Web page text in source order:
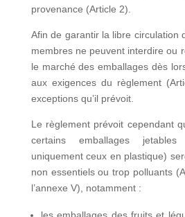
provenance (Article 2).
Afin de garantir la libre circulation
membres ne peuvent interdire ou
le marché des emballages dès
aux exigences du règlement
exceptions qu’il prévoit.
Le règlement prévoit cependant
certains emballages
uniquement ceux en plastique)
non essentiels ou trop polluants
l’annexe V), notamment :